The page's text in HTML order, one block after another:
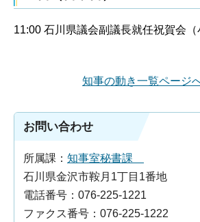
11:00 石川県議会副議長就任祝賀会（
知事の動き一覧ページ
お問い合わせ
所属課： 知事室秘書課
石川県金沢市鞍月1丁目1番地
電話番号：076-225-1221
ファクス番号：076-225-1222